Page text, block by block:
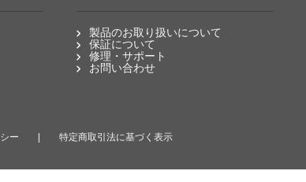
製品のお取り扱いについて
保証について
修理・サポート
お問い合わせ
ー 特定商取引法に基づく表示